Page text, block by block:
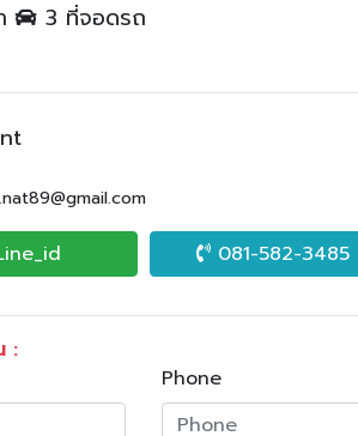
3 ที่จอดรถ
081-582-3485
:
Phone